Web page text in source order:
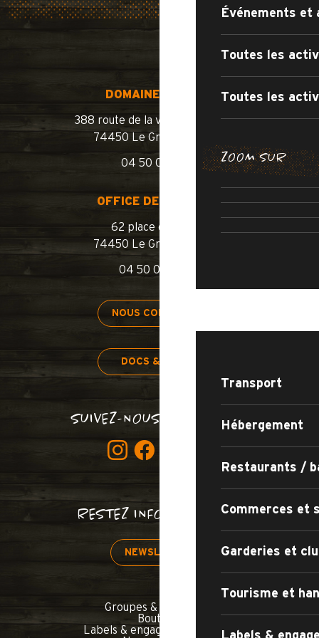
Événements et
Toutes les
Toutes les
ZOOM SUR
BALADES
OUVERTURE
LES
PISCINE
Transport
Hébergement
Restaurants /
Commerces et
Garderies et
Tourisme et
DOMAINE SKIABLE
388 route de la vallée du Bouchet
74450 Le Grand-Bornand
04 50 02 78 10
OFFICE DE TOURISME
62 place de l’église
74450 Le Grand-Bornand
04 50 02 78 00
NOUS CONTACTER
DOCS & PLANS
SUIVEZ-NOUS BON SANG !
RESTEZ INFORMÉS !
NEWSLETTER
Groupes & séminaires
Boutique
Labels & engagements qualité